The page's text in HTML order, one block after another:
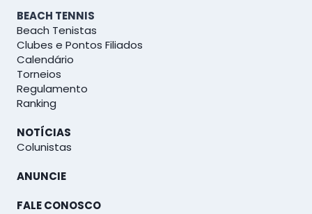
BEACH TENNIS
Beach Tenistas
Clubes e Pontos Filiados
Calendário
Torneios
Regulamento
Ranking
NOTÍCIAS
Colunistas
ANUNCIE
FALE CONOSCO